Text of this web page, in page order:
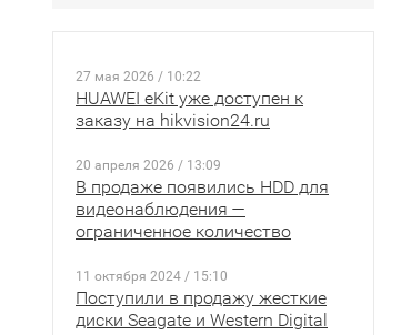
27 мая 2026 / 10:22
HUAWEI eKit уже доступен к
заказу на hikvision24.ru
20 апреля 2026 / 13:09
В продаже появились HDD для
видеонаблюдения —
ограниченное количество
11 октября 2024 / 15:10
Поступили в продажу жесткие
диски Seagate и Western Digital